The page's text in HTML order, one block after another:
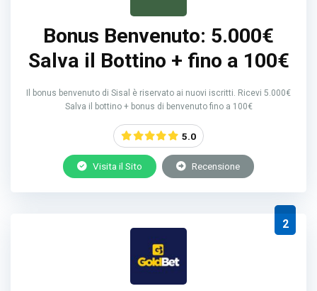
Bonus Benvenuto: 5.000€
Salva il Bottino + fino a 100€
Il bonus benvenuto di Sisal è riservato ai nuovi iscritti. Ricevi 5.000€
Salva il bottino + bonus di benvenuto fino a 100€
5.0
Visita il Sito Recensione
2